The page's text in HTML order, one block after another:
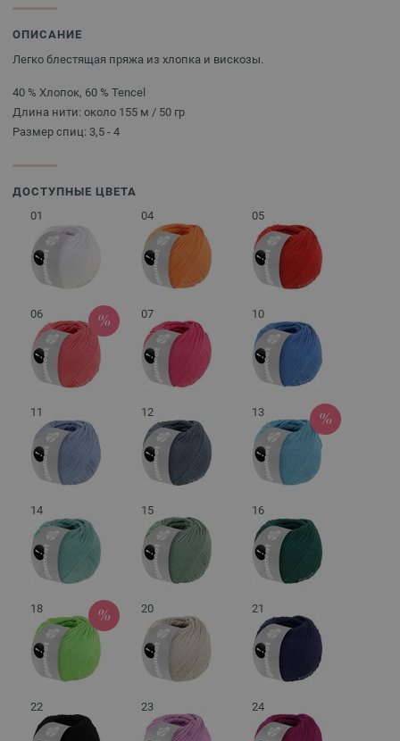
ОПИСАНИЕ
Легко блестящая пряжа из хлопка и вискозы.
40 % Хлопок, 60 % Tencel
Длина нити: около 155 м / 50 гр
Размер спиц: 3,5 - 4
ДОСТУПНЫЕ ЦВЕТА
01
04 05
06 07 10
11 12 13
14 15 16
18 20 21
22 23 24